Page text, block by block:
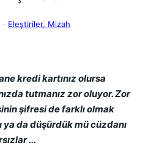
· Eleştiriler, Mizah
kredi kartınız olursa
tutmanız zor oluyor. Zor
şifresi de farklı olmak
ya da düşürdük mü cüzdanı
...